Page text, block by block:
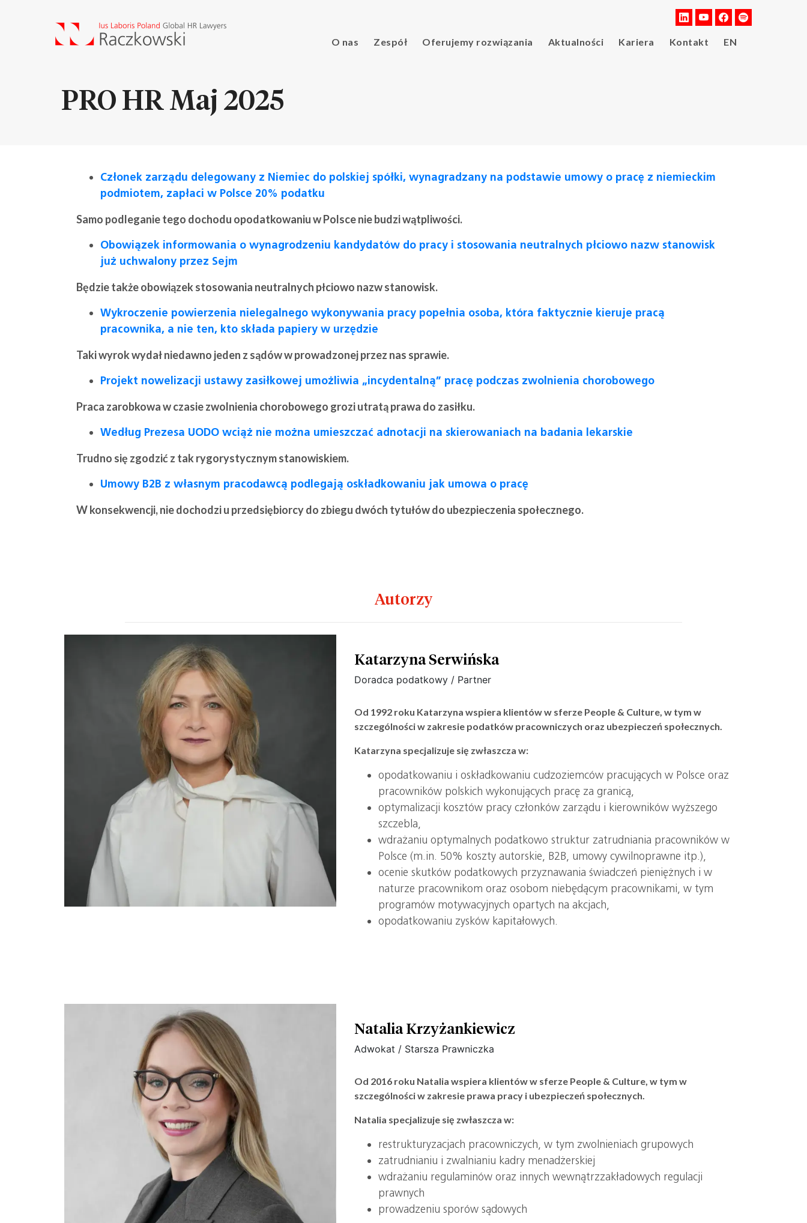
O nas Zespół Oferujemy rozwiązania Aktualności Kariera Kontakt EN
PRO HR Maj 2025
Członek zarządu delegowany z Niemiec do polskiej spółki, wynagradzany na podstawie umowy o pracę z niemieckim
podmiotem, zapłaci w Polsce 20% podatku
Samo podleganie tego dochodu opodatkowaniu w Polsce nie budzi wątpliwości.
Obowiązek informowania o wynagrodzeniu kandydatów do pracy i stosowania neutralnych płciowo nazw stanowisk
już uchwalony przez Sejm
Będzie także obowiązek stosowania neutralnych płciowo nazw stanowisk.
Wykroczenie powierzenia nielegalnego wykonywania pracy popełnia osoba, która faktycznie kieruje pracą
pracownika, a nie ten, kto składa papiery w urzędzie
Taki wyrok wydał niedawno jeden z sądów w prowadzonej przez nas sprawie.
Projekt nowelizacji ustawy zasiłkowej umożliwia „incydentalną” pracę podczas zwolnienia chorobowego
Praca zarobkowa w czasie zwolnienia chorobowego grozi utratą prawa do zasiłku.
Według Prezesa UODO wciąż nie można umieszczać adnotacji na skierowaniach na badania lekarskie
Trudno się zgodzić z tak rygorystycznym stanowiskiem.
Umowy B2B z własnym pracodawcą podlegają oskładkowaniu jak umowa o pracę
W konsekwencji, nie dochodzi u przedsiębiorcy do zbiegu dwóch tytułów do ubezpieczenia społecznego.
Autorzy
Katarzyna Serwińska
Doradca podatkowy / Partner
Od 1992 roku Katarzyna wspiera klientów w sferze People & Culture, w tym w
szczególności w zakresie podatków pracowniczych oraz ubezpieczeń społecznych.
Katarzyna specjalizuje się zwłaszcza w:
opodatkowaniu i oskładkowaniu cudzoziemców pracujących w Polsce oraz
pracowników polskich wykonujących pracę za granicą,
optymalizacji kosztów pracy członków zarządu i kierowników wyższego
szczebla,
wdrażaniu optymalnych podatkowo struktur zatrudniania pracowników w
Polsce (m.in. 50% koszty autorskie, B2B, umowy cywilnoprawne itp.),
ocenie skutków podatkowych przyznawania świadczeń pieniężnych i w
naturze pracownikom oraz osobom niebędącym pracownikami, w tym
programów motywacyjnych opartych na akcjach,
opodatkowaniu zysków kapitałowych.
Natalia Krzyżankiewicz
Adwokat / Starsza Prawniczka
Od 2016 roku Natalia wspiera klientów w sferze People & Culture, w tym w
szczególności w zakresie prawa pracy i ubezpieczeń społecznych.
Natalia specjalizuje się zwłaszcza w:
restrukturyzacjach pracowniczych, w tym zwolnieniach grupowych
zatrudnianiu i zwalnianiu kadry menadżerskiej
wdrażaniu regulaminów oraz innych wewnątrzzakładowych regulacji
prawnych
prowadzeniu sporów sądowych